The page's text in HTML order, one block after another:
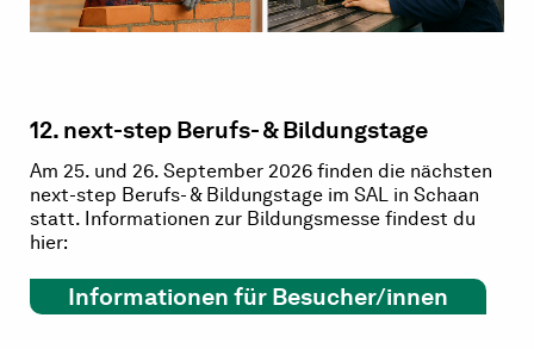
12. next-step Berufs- & Bildungstage
Am 25. und 26. September 2026 finden die nächsten
next-step Berufs- & Bildungstage im SAL in Schaan
statt. Informationen zur Bildungsmesse findest du
hier:
Informationen für Besucher/innen